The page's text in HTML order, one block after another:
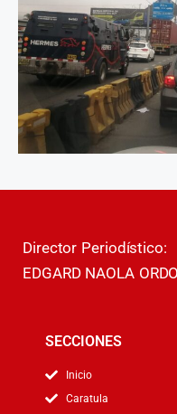
Director Periodístico:
EDGARD NAOLA
SECCIONES
Inicio
Caratula